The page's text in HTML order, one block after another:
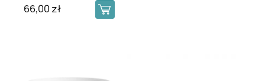
66,00 zł